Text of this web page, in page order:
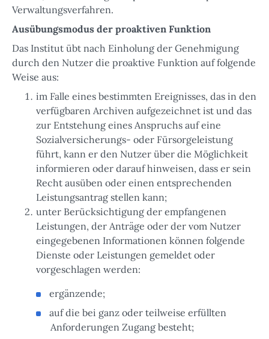
Verwaltungsverfahren.
Ausübungsmodus der proaktiven Funktion
Das Institut übt nach Einholung der Genehmigung
durch den Nutzer die proaktive Funktion auf folgende
Weise aus:
im Falle eines bestimmten Ereignisses, das in den
verfügbaren Archiven aufgezeichnet ist und das
zur Entstehung eines Anspruchs auf eine
Sozialversicherungs- oder Fürsorgeleistung
führt, kann er den Nutzer über die Möglichkeit
informieren oder darauf hinweisen, dass er sein
Recht ausüben oder einen entsprechenden
Leistungsantrag stellen kann;
unter Berücksichtigung der empfangenen
Leistungen, der Anträge oder der vom Nutzer
eingegebenen Informationen können folgende
Dienste oder Leistungen gemeldet oder
vorgeschlagen werden:
ergänzende;
auf die bei ganz oder teilweise erfüllten
Anforderungen Zugang besteht;